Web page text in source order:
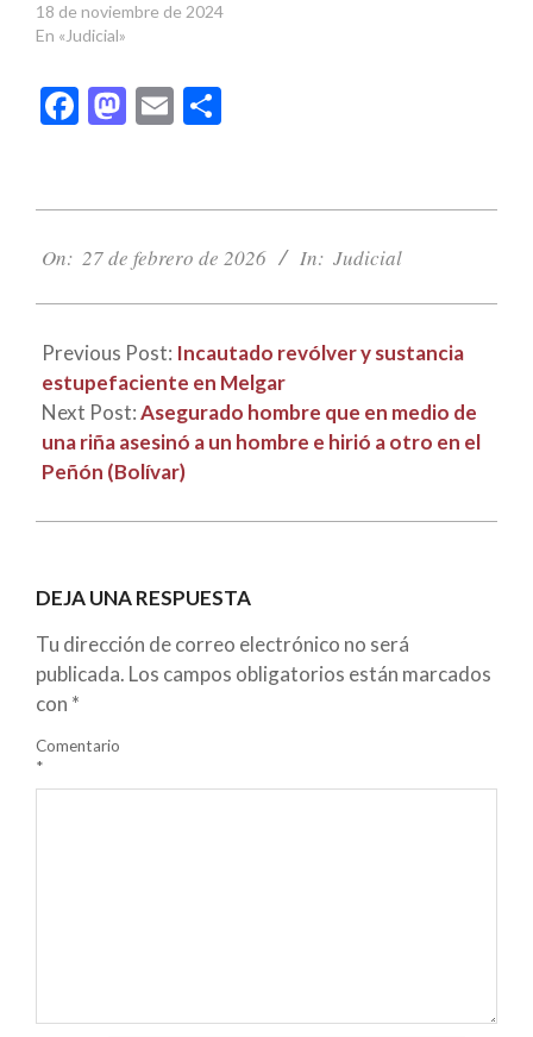
18 de noviembre de 2024
En «Judicial»
Facebook
Mastodon
Email
02-
On: 27 de febrero de 2026 In: Judicial
Previous Post: Incautado revólver y sustancia
estupefaciente en Melgar
Next Post:Asegurado hombre que en medio de
una riña asesinó a un hombre e hirió a otro en el
Peñón (Bolívar)
DEJA UNA RESPUESTA
Tu dirección de correo electrónico no será
publicada. Los campos obligatorios están marcados
con *
Comentario
*